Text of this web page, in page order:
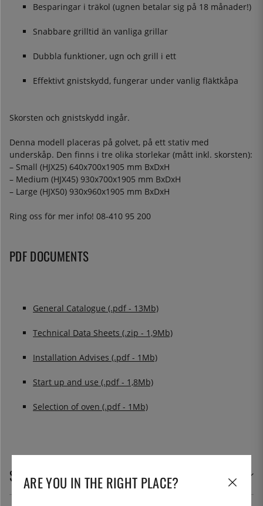
Besparingar i träkol (ugnen betalar sig på 18 månader!)
Snabbare grilltid än vanliga grillar
Dubbla funktioner, ugn och grill i ett
Effektivt gnistskydd, fungerar under vanlig fläktkåpa
Skorsten och gnistskydd ingår.
Denna modell placeras på golvet, på ett stativ med
underskåp. Den finns i tre olika storlekar (mått inkl. skorsten):
– Small (HJX25) 640x700x1905 mm BxDxH
– Medium (HJX45) 930x700x1905 mm BxDxH
– Large (HJX50) 930x960x1905 mm BxDxH
Ring oss för mer info! 08-410 95 200
PDF DOCUMENTS
General Catalogue (.pdf - 13Mb)
Technical Data Sheets (.zip - 1,9Mb)
Installation Advises (.pdf - 1Mb)
Start up and use (.pdf - 1,8Mb)
Selection of oven (.pdf - 1Mb)
SPECIFIKATIONER
ARE YOU IN THE RIGHT PLACE?